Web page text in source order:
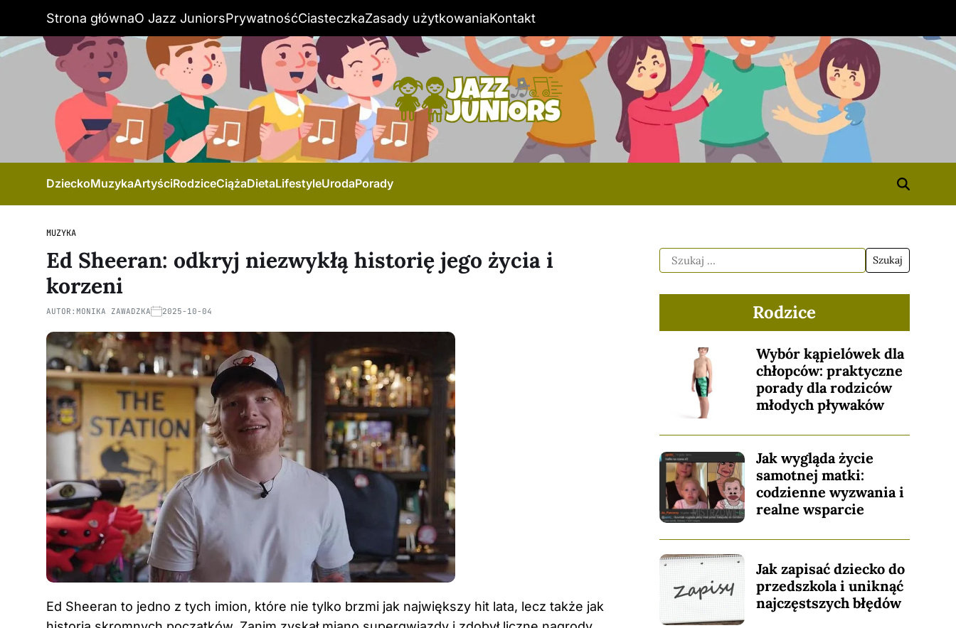
Strona głównaO Jazz JuniorsPrywatnośćCiasteczkaZasady użytkowaniaKontakt
DzieckoMuzykaArtyściRodziceCiążaDietaLifestyleUrodaPorady
MUZYKA
Ed Sheeran: odkryj niezwykłą historię jego życia i
korzeni
AUTOR: MONIKA ZAWADZKA 2025-10-04
Ed Sheeran to jedno z tych imion, które nie tylko brzmi jak największy hit lata, lecz także jak
Rodzice
Wybór kąpielówek dla
chłopców: praktyczne
porady dla rodziców
młodych pływaków
Jak wygląda życie
samotnej matki:
codzienne wyzwania i
realne wsparcie
Jak zapisać dziecko do
przedszkola i uniknąć
najczęstszych błędów